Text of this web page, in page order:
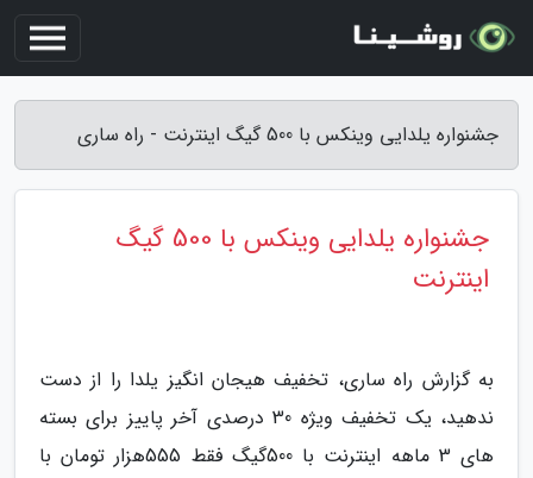
جشنواره یلدایی وینکس با 500 گیگ اینترنت - راه ساری
جشنواره یلدایی وینکس با 500 گیگ
اینترنت
به گزارش راه ساری، تخفیف هیجان انگیز یلدا را از دست
ندهید، یک تخفیف ویژه 30 درصدی آخر پاییز برای بسته
های 3 ماهه اینترنت با 500گیگ فقط 555هزار تومان با